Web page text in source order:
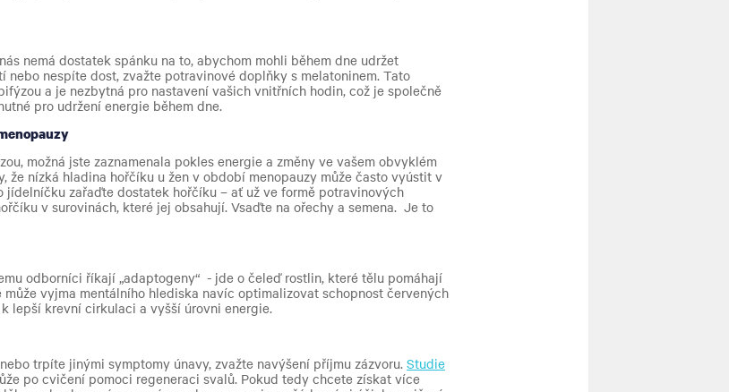
nemá dostatek spánku na to, abychom mohli během dne udržet
nebo nespíte dost, zvažte potravinové doplňky s melatoninem. Tato
a je nezbytná pro nastavení vašich vnitřních hodin, což je společně
pro udržení energie během dne.
možná jste zaznamenala pokles energie a změny ve vašem obvyklém
že nízká hladina hořčíku u žen v období menopauzy může často vyústit v
jídelníčku zařaďte dostatek hořčíku – ať už ve formě potravinových
v surovinách, které jej obsahují. Vsaďte na ořechy a semena. Je to
odborníci říkají „adaptogeny“ - jde o čeleď rostlin, které tělu pomáhají
může vyjma mentálního hlediska navíc optimalizovat schopnost červených
lepší krevní cirkulaci a vyšší úrovni energie.
trpíte jinými symptomy únavy, zvažte navýšení příjmu zázvoru. Studie
po cvičení pomoci regeneraci svalů. Pokud tedy chcete získat více